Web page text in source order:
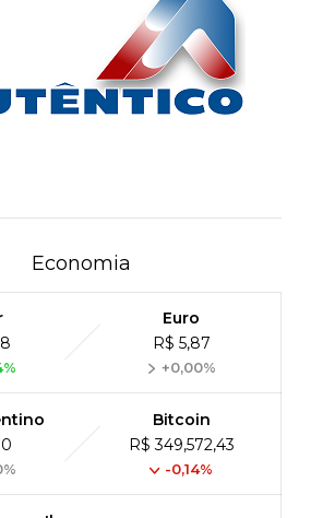
Economia
Euro
R$ 5,87
+0,00%
Bitcoin
R$ 349,572,43
-0,14%